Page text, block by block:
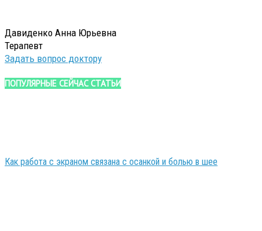
Давиденко Анна Юрьевна
Терапевт
Задать вопрос доктору
ПОПУЛЯРНЫЕ СЕЙЧАС СТАТЬИ
Как работа с экраном связана с осанкой и болью в шее